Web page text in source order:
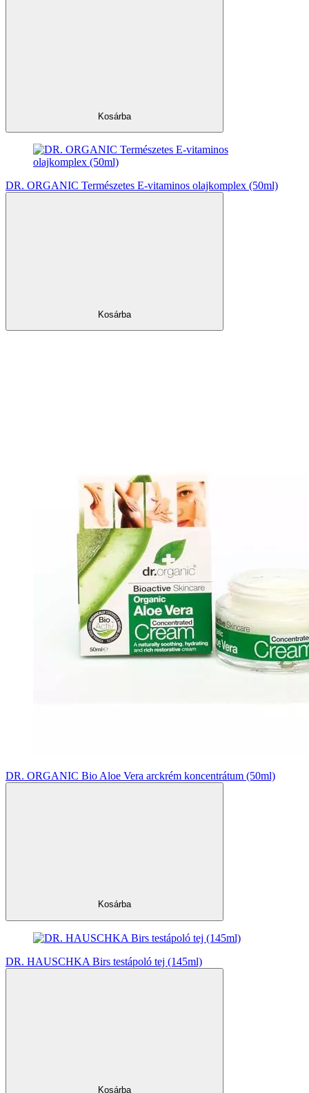
Kosárba
DR. ORGANIC Természetes E-vitaminos olajkomplex (50ml)
Kosárba
DR. ORGANIC Bio Aloe Vera arckrém koncentrátum (50ml)
Kosárba
DR. HAUSCHKA Birs testápoló tej (145ml)
Kosárba